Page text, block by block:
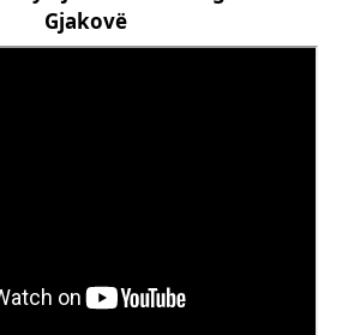
Gjakovë